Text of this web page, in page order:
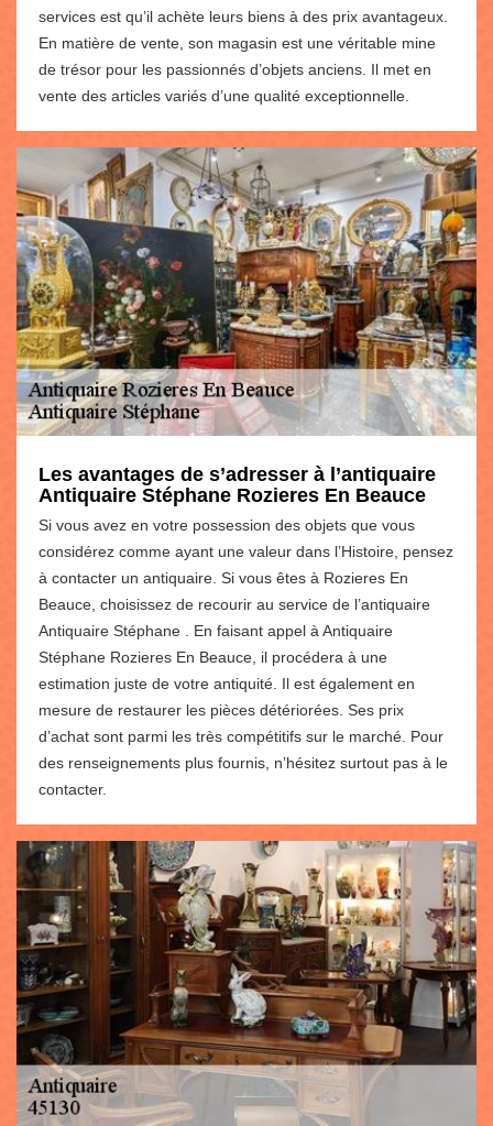
services est qu’il achète leurs biens à des prix avantageux.
En matière de vente, son magasin est une véritable mine
de trésor pour les passionnés d’objets anciens. Il met en
vente des articles variés d’une qualité exceptionnelle.
Les avantages de s’adresser à l’antiquaire
Antiquaire Stéphane Rozieres En Beauce
Si vous avez en votre possession des objets que vous
considérez comme ayant une valeur dans l’Histoire, pensez
à contacter un antiquaire. Si vous êtes à Rozieres En
Beauce, choisissez de recourir au service de l’antiquaire
Antiquaire Stéphane . En faisant appel à Antiquaire
Stéphane Rozieres En Beauce, il procédera à une
estimation juste de votre antiquité. Il est également en
mesure de restaurer les pièces détériorées. Ses prix
d’achat sont parmi les très compétitifs sur le marché. Pour
des renseignements plus fournis, n’hésitez surtout pas à le
contacter.